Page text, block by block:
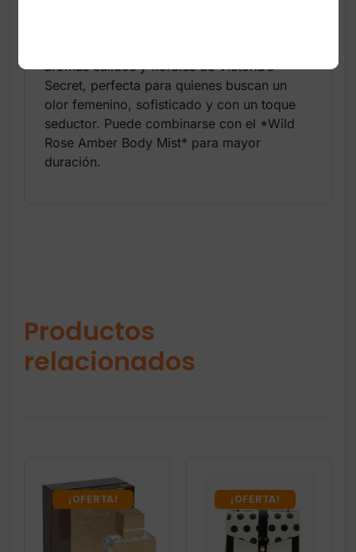
aromas cálidos y florales de Victoria’s
Secret, perfecta para quienes buscan un
olor femenino, sofisticado y con un toque
seductor. Puede combinarse con el *Wild
Rose Amber Body Mist* para mayor
duración.
Productos
relacionados
¡OFERTA! ¡OFERTA!